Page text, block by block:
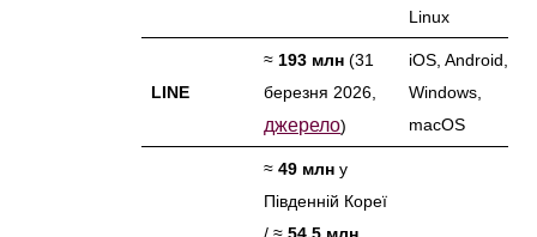
Linux
LINE
≈193 млн (31
березня 2026,
джерело)
iOS, Android,
Windows,
macOS
≈49 млн у
Південній Кореї